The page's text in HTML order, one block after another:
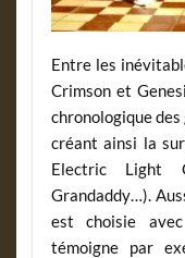
Entre les
Crimson et
chronologique
créant ainsi la
Electric Light
Grandaddy…).
est choisie
témoigne par